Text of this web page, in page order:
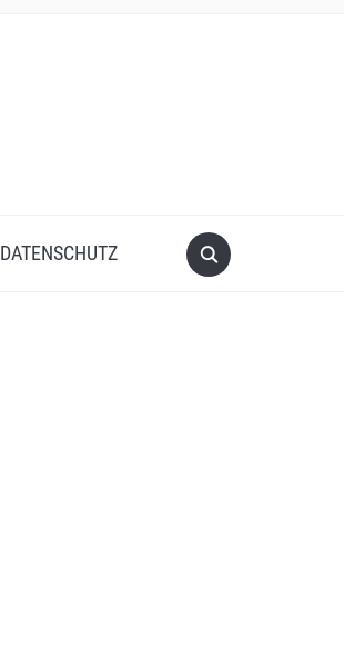
DATENSCHUTZ